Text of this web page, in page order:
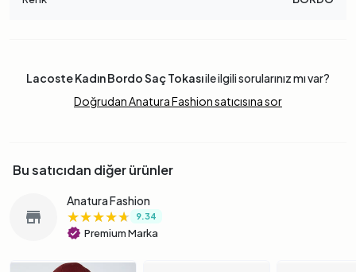
Lacoste Kadın Bordo Saç Tokasıile ilgili sorularınız mı var?
Doğrudan Anatura Fashion satıcısına sor
Bu satıcıdan diğer ürünler
store
Anatura Fashion
★★★★★
★★★★★
★★★★★ 9.34
verified Premium Marka